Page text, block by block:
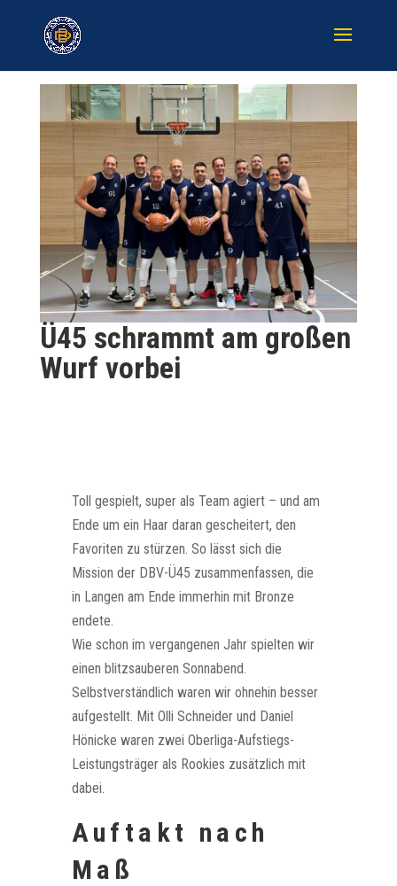
Ü45 schrammt am großen
Wurf vorbei
Toll gespielt, super als Team agiert – und am
Ende um ein Haar daran gescheitert, den
Favoriten zu stürzen. So lässt sich die
Mission der DBV-Ü45 zusammenfassen, die
in Langen am Ende immerhin mit Bronze
endete.
Wie schon im vergangenen Jahr spielten wir
einen blitzsauberen Sonnabend.
Selbstverständlich waren wir ohnehin besser
aufgestellt. Mit Olli Schneider und Daniel
Hönicke waren zwei Oberliga-Aufstiegs-
Leistungsträger als Rookies zusätzlich mit
dabei.
Auftakt nach
Maß